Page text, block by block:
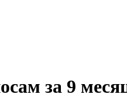
за 9